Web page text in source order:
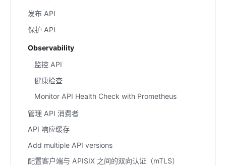
发布 API
保护 API
Observability
监控 API
健康检查
Monitor API Health Check with Prometheus
管理 API 消费者
API 响应缓存
Add multiple API versions
配置客户端与 APISIX 之间的双向认证（mTLS）